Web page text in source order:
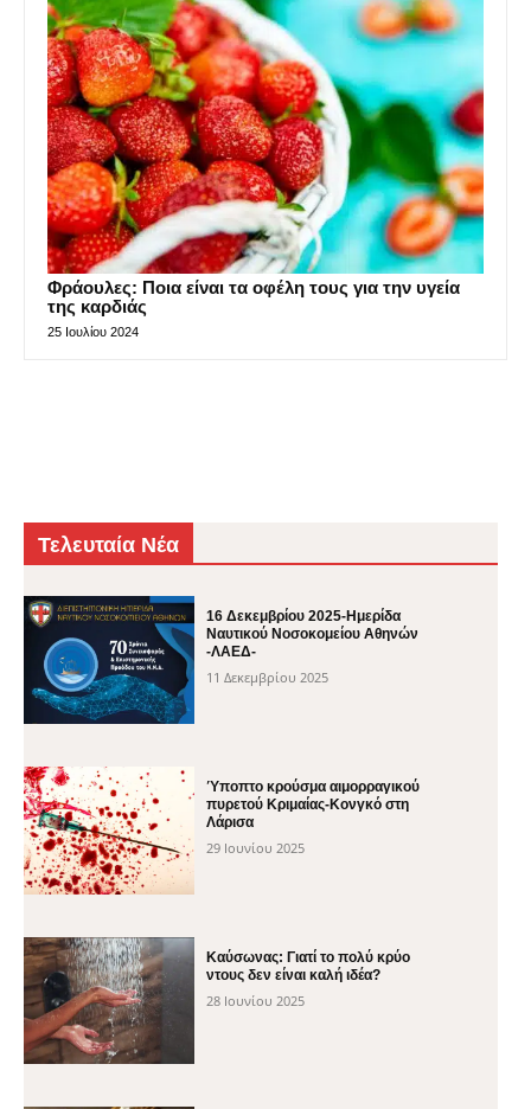
Φράουλες: Ποια είναι τα οφέλη τους για την υγεία
της καρδιάς
25 Ιουλίου 2024
Τελευταία Νέα
16 Δεκεμβρίου 2025-Ημερίδα
Ναυτικού Νοσοκομείου Αθηνών
-ΛΑΕΔ-
11 Δεκεμβρίου 2025
Ύποπτο κρούσμα αιμορραγικού
πυρετού Κριμαίας-Κονγκό στη
Λάρισα
29 Ιουνίου 2025
Καύσωνας: Γιατί το πολύ κρύο
ντους δεν είναι καλή ιδέα?
28 Ιουνίου 2025